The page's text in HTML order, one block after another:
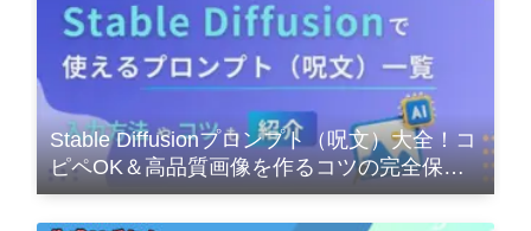
Stable Diffusionプロンプト（呪文）大全！コ
ピペOK＆高品質画像を作るコツの完全保存
版